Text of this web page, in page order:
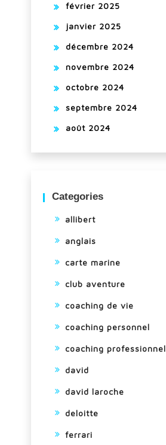
février 2025
janvier 2025
décembre 2024
novembre 2024
octobre 2024
septembre 2024
août 2024
Categories
allibert
anglais
carte marine
club aventure
coaching de vie
coaching personnel
coaching professionnel
david
david laroche
deloitte
ferrari